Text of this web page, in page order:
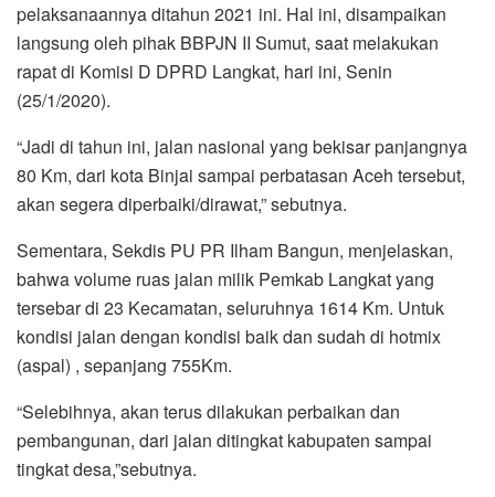
pelaksanaannya ditahun 2021 ini. Hal ini, disampaikan
langsung oleh pihak BBPJN II Sumut, saat melakukan
rapat di Komisi D DPRD Langkat, hari ini, Senin
(25/1/2020).
“Jadi di tahun ini, jalan nasional yang bekisar panjangnya
80 Km, dari kota Binjai sampai perbatasan Aceh tersebut,
akan segera diperbaiki/dirawat,” sebutnya.
Sementara, Sekdis PU PR Ilham Bangun, menjelaskan,
bahwa volume ruas jalan milik Pemkab Langkat yang
tersebar di 23 Kecamatan, seluruhnya 1614 Km. Untuk
kondisi jalan dengan kondisi baik dan sudah di hotmix
(aspal) , sepanjang 755Km.
“Selebihnya, akan terus dilakukan perbaikan dan
pembangunan, dari jalan ditingkat kabupaten sampai
tingkat desa,”sebutnya.